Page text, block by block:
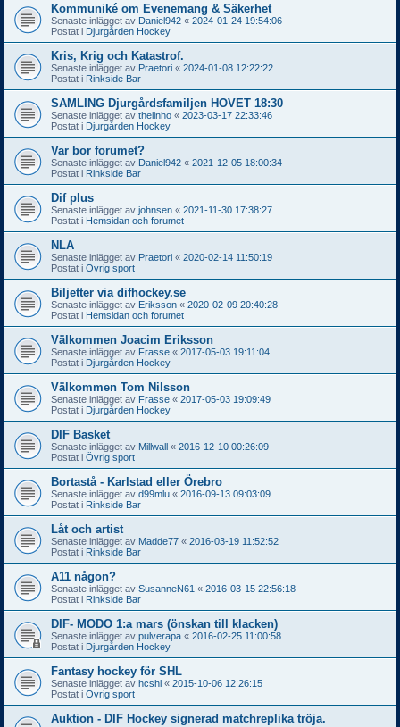
Kommuniké om Evenemang & Säkerhet
Senaste inlägget av Daniel942 « 2024-01-24 19:54:06
Postat i Djurgården Hockey
Kris, Krig och Katastrof.
Senaste inlägget av Praetori « 2024-01-08 12:22:22
Postat i Rinkside Bar
SAMLING Djurgårdsfamiljen HOVET 18:30
Senaste inlägget av thelinho « 2023-03-17 22:33:46
Postat i Djurgården Hockey
Var bor forumet?
Senaste inlägget av Daniel942 « 2021-12-05 18:00:34
Postat i Rinkside Bar
Dif plus
Senaste inlägget av johnsen « 2021-11-30 17:38:27
Postat i Hemsidan och forumet
NLA
Senaste inlägget av Praetori « 2020-02-14 11:50:19
Postat i Övrig sport
Biljetter via difhockey.se
Senaste inlägget av Eriksson « 2020-02-09 20:40:28
Postat i Hemsidan och forumet
Välkommen Joacim Eriksson
Senaste inlägget av Frasse « 2017-05-03 19:11:04
Postat i Djurgården Hockey
Välkommen Tom Nilsson
Senaste inlägget av Frasse « 2017-05-03 19:09:49
Postat i Djurgården Hockey
DIF Basket
Senaste inlägget av Millwall « 2016-12-10 00:26:09
Postat i Övrig sport
Bortastå - Karlstad eller Örebro
Senaste inlägget av d99mlu « 2016-09-13 09:03:09
Postat i Rinkside Bar
Låt och artist
Senaste inlägget av Madde77 « 2016-03-19 11:52:52
Postat i Rinkside Bar
A11 någon?
Senaste inlägget av SusanneN61 « 2016-03-15 22:56:18
Postat i Rinkside Bar
DIF- MODO 1:a mars (önskan till klacken)
Senaste inlägget av pulverapa « 2016-02-25 11:00:58
Postat i Djurgården Hockey
Fantasy hockey för SHL
Senaste inlägget av hcshl « 2015-10-06 12:26:15
Postat i Övrig sport
Auktion - DIF Hockey signerad matchreplika tröja.